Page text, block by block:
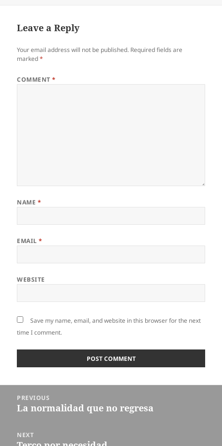
Leave a Reply
Your email address will not be published. Required fields are
marked*
COMMENT*
NAME *
EMAIL*
WEBSITE
Save my name, email, and website in this browser for the next
time I comment.
navigation
PREVIOUS
Previous
La normalidad que no regresa
NEXT